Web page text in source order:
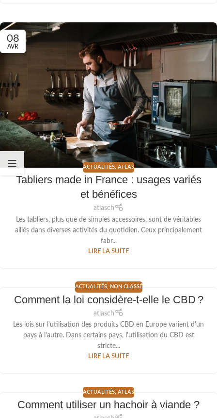
08
AVR
ACTUALITÉS ATLAS
Tabliers made in France : usages variés
et bénéfices
atlasch
Les tabliers, plus que de simples accessoires, sont de véritables
alliés dans diverses activités du quotidien. Ceux principalement
fabr...
LIRE LA SUITE
ACTUALITÉS, NON CLASSÉ
Comment la loi considère-t-elle le CBD ?
atlasch
Les lois sur l'utilisation des produits CBD en Europe varient d'un
pays à l'autre. Dans certains pays, l'utilisation du CBD est
stricte...
LIRE LA SUITE
ACTUALITÉS ATLAS
Comment utiliser un hachoir à viande ?